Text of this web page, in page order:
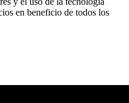
en beneficio de todos los